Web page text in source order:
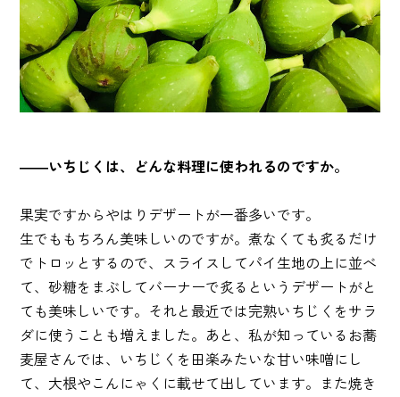
――いちじくは、どんな料理に使われるのですか。
果実ですからやはりデザートが一番多いです。
生でももちろん美味しいのですが。煮なくても炙るだけ
でトロッとするので、スライスしてパイ生地の上に並べ
て、砂糖をまぶしてバーナーで炙るというデザートがと
ても美味しいです。それと最近では完熟いちじくをサラ
ダに使うことも増えました。あと、私が知っているお蕎
麦屋さんでは、いちじくを田楽みたいな甘い味噌にし
て、大根やこんにゃくに載せて出しています。また焼き